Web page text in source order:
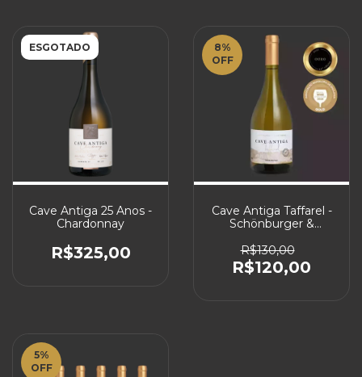
ESGOTADO
Cave Antiga 25 Anos -
Chardonnay
R$325,00
8%
OFF
Cave Antiga Taffarel -
Schönburger &
R$130,00
R$120,00
5%
OFF